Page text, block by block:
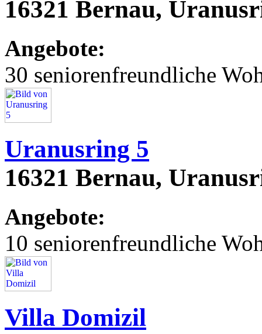
16321 Bernau,
Angebote:
30 seniorenfreundliche
Uranusring 5
16321 Bernau,
Angebote:
10 seniorenfreundliche
Villa Domizil